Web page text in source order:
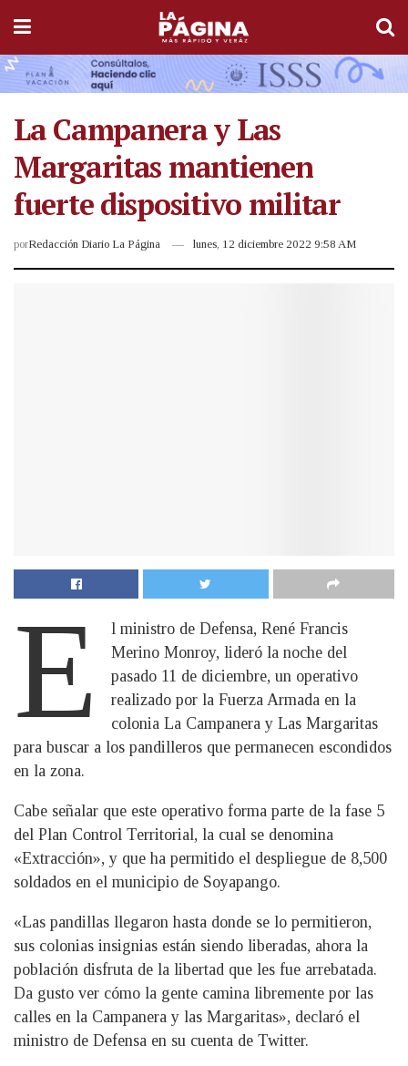
La Campanera y Las
Margaritas mantienen
fuerte dispositivo militar
porRedacción Diario La Página lunes, 12 diciembre 2022 9:58 AM
E
l ministro de Defensa, René Francis
Merino Monroy, lideró la noche del
pasado 11 de diciembre, un operativo
realizado por la Fuerza Armada en la
colonia La Campanera y Las Margaritas
para buscar a los pandilleros que permanecen escondidos
en la zona.
Cabe señalar que este operativo forma parte de la fase 5
del Plan Control Territorial, la cual se denomina
«Extracción», y que ha permitido el despliegue de 8,500
soldados en el municipio de Soyapango.
«Las pandillas llegaron hasta donde se lo permitieron,
sus colonias insignias están siendo liberadas, ahora la
población disfruta de la libertad que les fue arrebatada.
Da gusto ver cómo la gente camina libremente por las
calles en la Campanera y las Margaritas», declaró el
ministro de Defensa en su cuenta de Twitter.